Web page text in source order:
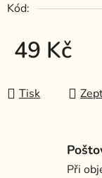
Kód:
49 Kč
Tisk
Při